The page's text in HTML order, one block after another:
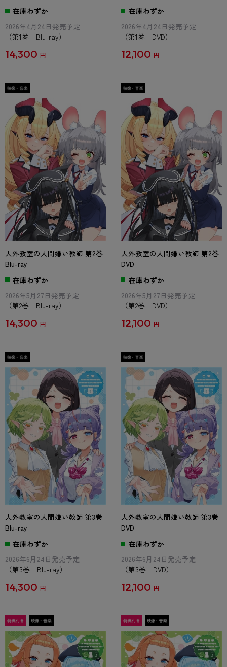
在庫わずか
2026年4月24日発売予定
（第1巻 Blu-ray）
14,300 円
在庫わずか
2026年4月24日発売予定
（第1巻 DVD）
12,100 円
人外教室の人間嫌い教師 第2巻
Blu-ray
在庫わずか
2026年5月27日発売予定
（第2巻 Blu-ray）
14,300 円
人外教室の人間嫌い教師 第2巻
DVD
在庫わずか
2026年5月27日発売予定
（第2巻 DVD）
12,100 円
人外教室の人間嫌い教師 第3巻
Blu-ray
在庫わずか
2026年6月24日発売予定
（第3巻 Blu-ray）
14,300 円
人外教室の人間嫌い教師 第3巻
DVD
在庫わずか
2026年6月24日発売予定
（第3巻 DVD）
12,100 円